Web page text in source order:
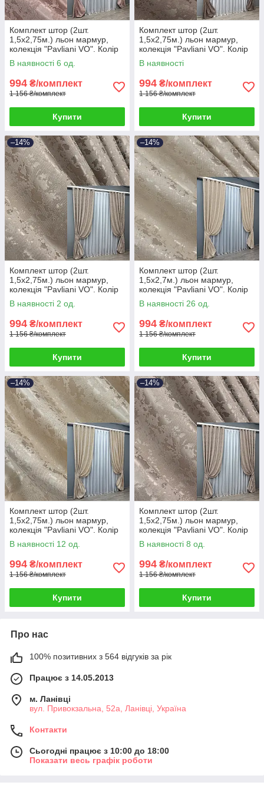
Комплект штор (2шт.
1,5х2,75м.) льон мармур,
колекція "Pavliani VO". Колір
пудровий. Код 1716ш 33-
0616
В наявності 6 од.
994 ₴/комплект
1 156 ₴/комплект
Купити
Комплект штор (2шт.
1,5х2,75м.) льон мармур,
колекція "Pavliani VO". Колір
какао. Код 1718ш 33-0618
В наявності
994 ₴/комплект
1 156 ₴/комплект
Купити
–14%
Комплект штор (2шт.
1,5х2,75м.) льон мармур,
колекція "Pavliani VO". Колір
сіро-бежевий. Код 1717ш 33-
0617
В наявності 2 од.
994 ₴/комплект
1 156 ₴/комплект
Купити
–14%
Комплект штор (2шт.
1,5х2,7м.) льон мармур,
колекція "Pavliani VO". Колір
бежевий. Код 1767ш 33-0723
В наявності 26 од.
994 ₴/комплект
1 156 ₴/комплект
Купити
–14%
Комплект штор (2шт.
1,5х2,75м.) льон мармур,
колекція "Pavliani VO". Колір
айворі. Код 1713ш 33-0613
В наявності 12 од.
994 ₴/комплект
1 156 ₴/комплект
Купити
–14%
Комплект штор (2шт.
1,5х2,75м.) льон мармур,
колекція "Pavliani VO". Колір
світло-пудровий. Код 1715ш
33-0615
В наявності 8 од.
994 ₴/комплект
1 156 ₴/комплект
Купити
Про нас
100% позитивних з 564 відгуків за рік
Працює з 14.05.2013
м. Ланівці
вул. Привокзальна, 52а, Ланівці, Україна
Контакти
Сьогодні працює з 10:00 до 18:00
Показати весь графік роботи